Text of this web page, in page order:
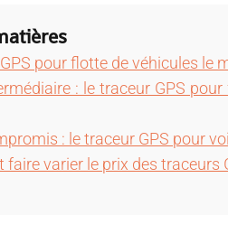
pour flotte de véhicules le
: le traceur GPS
: le traceur GPS pour
faire varier le prix des traceurs